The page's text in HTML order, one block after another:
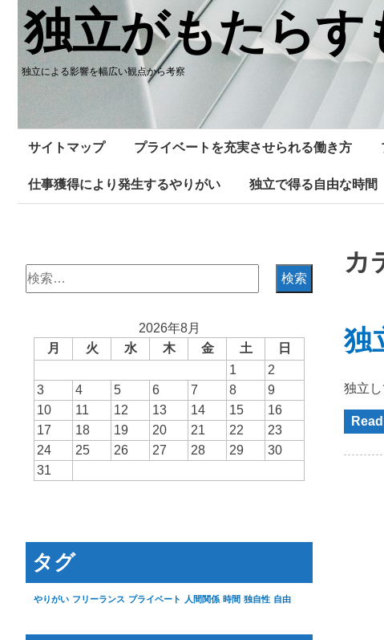
to
content
独立がもたらす
独立による影響を幅広い観点から考察
サイトマップ プライベートを充実させられる働き方
仕事獲得により発生するやりがい 独立で得る自由な時間
カ
独
独立
検
索:
2026年8月
月
火 水 木 金 土
日
1
2
3
4 5 6 7 8
9
10
11 12 13 14 15
16
17
18 19 20 21 22
23
24
25 26 27 28 29
30
31
タグ
やりがい フリーランス プライベート 人間関係 時間 独自性 自由